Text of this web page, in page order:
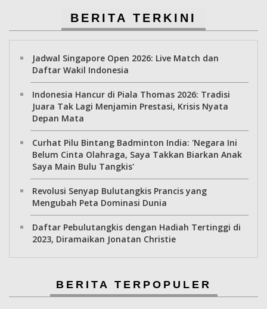
BERITA TERKINI
Jadwal Singapore Open 2026: Live Match dan
Daftar Wakil Indonesia
Indonesia Hancur di Piala Thomas 2026: Tradisi
Juara Tak Lagi Menjamin Prestasi, Krisis Nyata
Depan Mata
Curhat Pilu Bintang Badminton India: 'Negara Ini
Belum Cinta Olahraga, Saya Takkan Biarkan Anak
Saya Main Bulu Tangkis'
Revolusi Senyap Bulutangkis Prancis yang
Mengubah Peta Dominasi Dunia
Daftar Pebulutangkis dengan Hadiah Tertinggi di
2023, Diramaikan Jonatan Christie
BERITA TERPOPULER